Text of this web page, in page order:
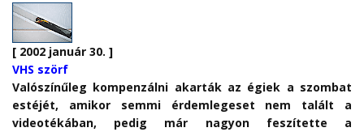
[ 2002 január 30. ]
VHS szörf
Valószínűleg kompenzálni akarták az égiek a szombat
estéjét, amikor semmi érdemlegeset nem talált a
videotékában, pedig már nagyon feszítette a